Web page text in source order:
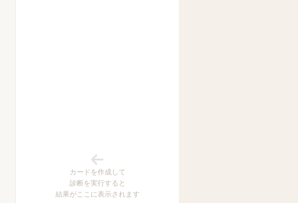
カードを作成して
診断を実行すると
結果がここに表示されます